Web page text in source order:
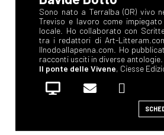
Sono nato a Terralba (OR) vivo
Treviso e lavoro come
locale. Ho collaborato con
tra i redattori di Art-
Ilnodoallapenna.com. Ho
racconti usciti in diverse antologie.
Il ponte delle Vivene, Ciesse